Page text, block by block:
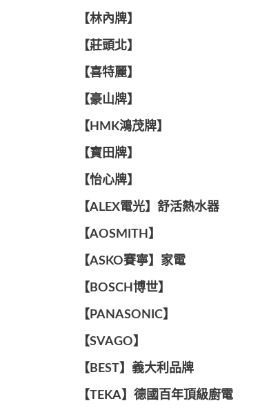
【林內牌】
【莊頭北】
【喜特麗】
【豪山牌】
【HMK鴻茂牌】
【寶田牌】
️【怡心牌】️
️️【ALEX電光】舒活熱水器️️
【AOSMITH】
【ASKO賽寧】家電
【BOSCH博世】
️【PANASONIC】️
️【SVAGO】️
️【BEST】️義大利品牌
️【TEKA】️德國百年頂級廚電